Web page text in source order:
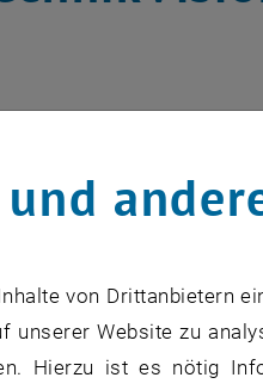
am 23.
und
sind erst nach Login
Qualität eines
von Drittanbietern
Website zu
Hierzu ist es nötig